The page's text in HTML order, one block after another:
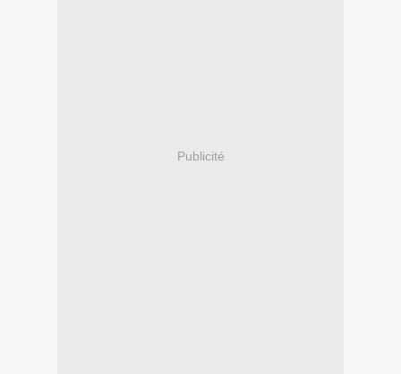
Publicité